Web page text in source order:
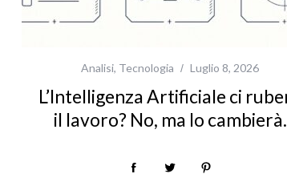
Analisi, Tecnologia Luglio 8, 2026
L’Intelligenza Artificiale ci
il lavoro? No, ma lo cambierà.